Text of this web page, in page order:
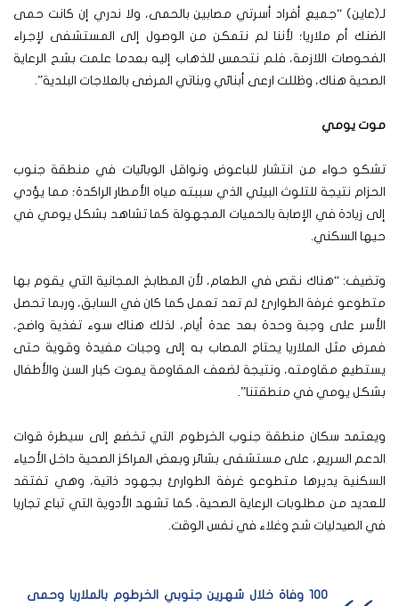
لـ(عاين) “جميع أفراد أسرتي مصابين بالحمى، ولا ندري إن كانت حمى
الضنك أم ملاريا؛ لأننا لم نتمكن من الوصول إلى المستشفى لإجراء
الفحوصات اللازمة، فلم نتحمس للذهاب إليه بعدما علمت بشح الرعاية
الصحية هناك، وظللت ارعى أبنائي وبناتي المرضى بالعلاجات البلدية”.
موت يومي
تشكو حواء من انتشار للباعوض ونواقل الوبائيات في منطقة جنوب
الحزام نتيجة للتلوث البيئي الذي سببته مياه الأمطار الراكدة؛ مما يؤدي
إلى زيادة في الإصابة بالحميات المجهولة كما تشاهد بشكل يومي في
حيها السكني.
وتضيف: “هناك نقص في الطعام، لأن المطابخ المجانية التي يقوم بها
متطوعو غرفة الطوارئ لم تعد تعمل كما كان في السابق، وربما تحصل
الأسر على وجبة وحدة بعد عدة أيام، لذلك هناك سوء تغذية واضح،
فمرض مثل الملاريا يحتاج المصاب به إلى وجبات مفيدة وقوية حتى
يستطيع مقاومته، ونتيجة لضعف المقاومة يموت كبار السن والأطفال
بشكل يومي في منطقتنا”.
ويعتمد سكان منطقة جنوب الخرطوم التي تخضع إلى سيطرة قوات
الدعم السريع، على مستشفى بشائر وبعض المراكز الصحية داخل الأحياء
السكنية يديرها متطوعو غرفة الطوارئ بجهود ذاتية، وهي تفتقد
للعديد من مطلوبات الرعاية الصحية، كما تشهد الأدوية التي تباع تجاريا
في الصيدليات شح وغلاء في نفس الوقت.
100 وفاة خلال شهرين جنوبي الخرطوم بالملاريا وحمى